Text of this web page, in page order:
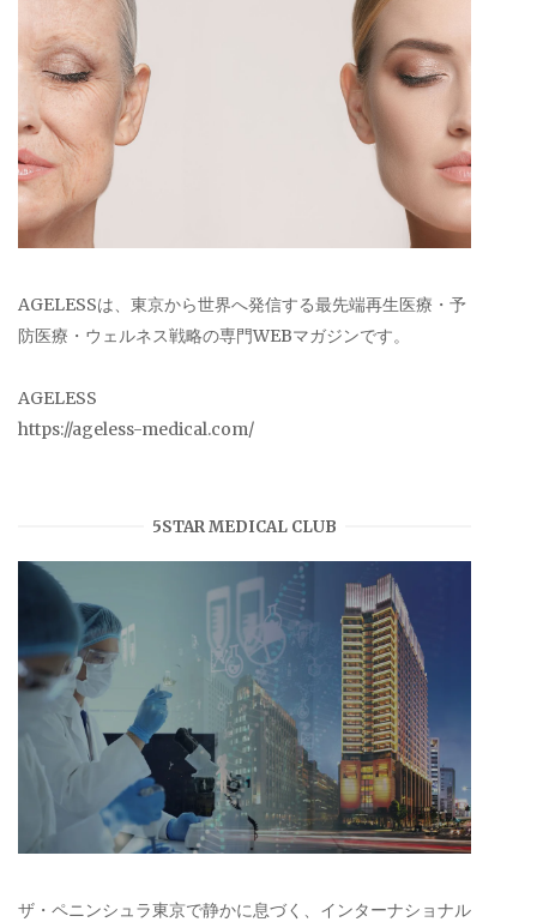
AGELESSは、東京から世界へ発信する最先端再生医療・予
防医療・ウェルネス戦略の専門WEBマガジンです。
AGELESS
https://ageless-medical.com/
5STAR MEDICAL CLUB
ザ・ペニンシュラ東京で静かに息づく、インターナショナル